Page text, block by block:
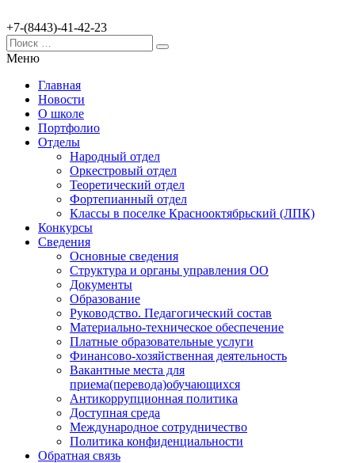
+7-(8443)-41-42-23
Меню
Главная
Новости
О школе
Портфолио
Отделы
Народный отдел
Оркестровый отдел
Теоретический отдел
Фортепианный отдел
Классы в поселке Краснооктябрьский (ЛПК)
Конкурсы
Сведения
Основные сведения
Структура и органы управления ОО
Документы
Образование
Руководство. Педагогический состав
Материально-техническое обеспечение
Платные образовательные услуги
Финансово-хозяйственная деятельность
Вакантные места для
приема(перевода)обучающихся
Антикоррупционная политика
Доступная среда
Международное сотрудничество
Политика конфиденциальности
Обратная связь